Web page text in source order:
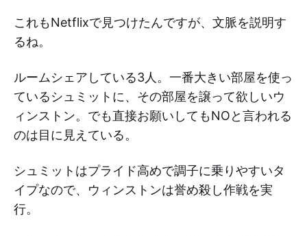
これもNetflixで見つけたんですが、文脈を説明す
るね。
ルームシェアしている3人。一番大きい部屋を使っ
ているシュミットに、その部屋を譲って欲しいウ
ィンストン。でも直接お願いしてもNOと言われる
のは目に見えている。
シュミットはプライド高めで調子に乗りやすいタ
イプなので、ウィンストンは誉め殺し作戦を実
行。